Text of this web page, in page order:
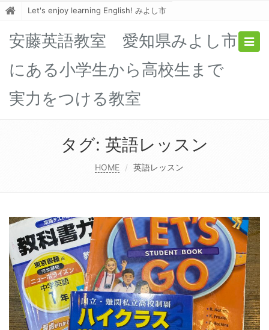
Let's enjoy learning English! みよし市
安藤英語教室 愛知県みよし市
にある小学生から高校生まで
実力をつける教室
タグ: 英語レッスン
HOME 英語レッスン